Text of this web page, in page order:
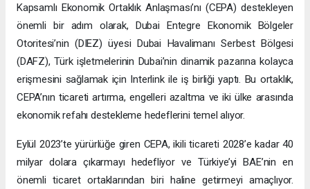
Kapsamlı Ekonomik Ortaklık Anlaşması’nı (CEPA) destekleyen
önemli bir adım olarak, Dubai Entegre Ekonomik Bölgeler
Otoritesi’nin (DIEZ) üyesi Dubai Havalimanı Serbest Bölgesi
(DAFZ), Türk işletmelerinin Dubai’nin dinamik pazarına kolayca
erişmesini sağlamak için Interlink ile iş birliği yaptı. Bu ortaklık,
CEPA’nın ticareti artırma, engelleri azaltma ve iki ülke arasında
ekonomik refahı destekleme hedeflerini temel alıyor.
Eylül 2023’te yürürlüğe giren CEPA, ikili ticareti 2028’e kadar 40
milyar dolara çıkarmayı hedefliyor ve Türkiye’yi BAE’nin en
önemli ticaret ortaklarından biri haline getirmeyi amaçlıyor.